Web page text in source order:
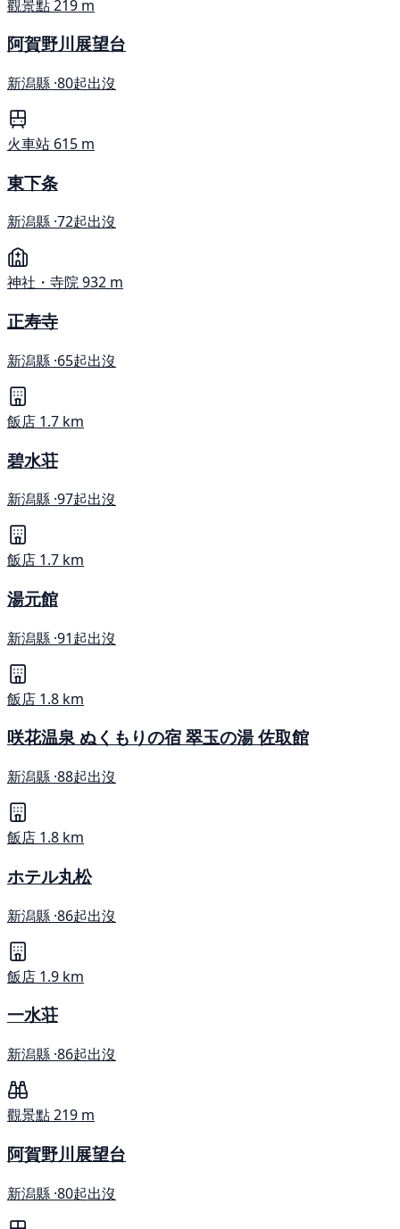
觀景點219 m
阿賀野川展望台
新潟縣 ·80起出沒
火車站 615 m
東下条
新潟縣 ·72起出沒
神社・寺院932 m
正寿寺
新潟縣 ·65起出沒
飯店 1.7 km
碧水荘
新潟縣 ·97起出沒
飯店 1.7 km
湯元館
新潟縣 ·91起出沒
飯店 1.8 km
咲花温泉 ぬくもりの宿 翠玉の湯 佐取館
新潟縣 ·88起出沒
飯店 1.8 km
ホテル丸松
新潟縣 ·86起出沒
飯店 1.9 km
一水荘
新潟縣 ·86起出沒
觀景點219 m
阿賀野川展望台
新潟縣 ·80起出沒